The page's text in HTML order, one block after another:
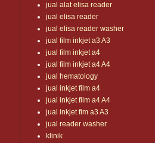
jual alat elisa reader
jual elisa reader
jual elisa reader washer
jual film inkjet a3 A3
jual film inkjet a4
jual film inkjet a4 A4
jual hematology
jual inkjet film a4
jual inkjet film a4 A4
jual inkjet fim a3 A3
jual reader washer
klinik